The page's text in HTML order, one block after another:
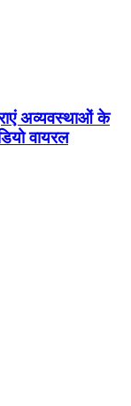
अव्यवस्थाओं के
वायरल